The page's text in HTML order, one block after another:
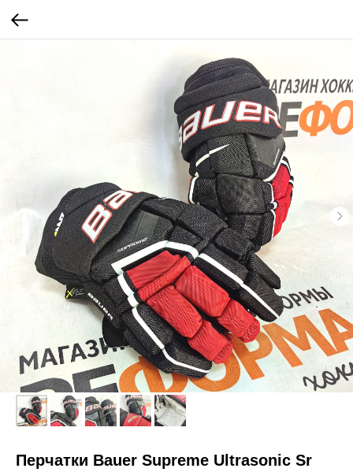
Перчатки Bauer Supreme Ultrasonic Sr